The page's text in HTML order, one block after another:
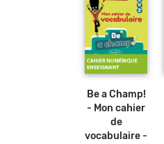
Be a Champ!
- Mon cahier
de
vocabulaire -